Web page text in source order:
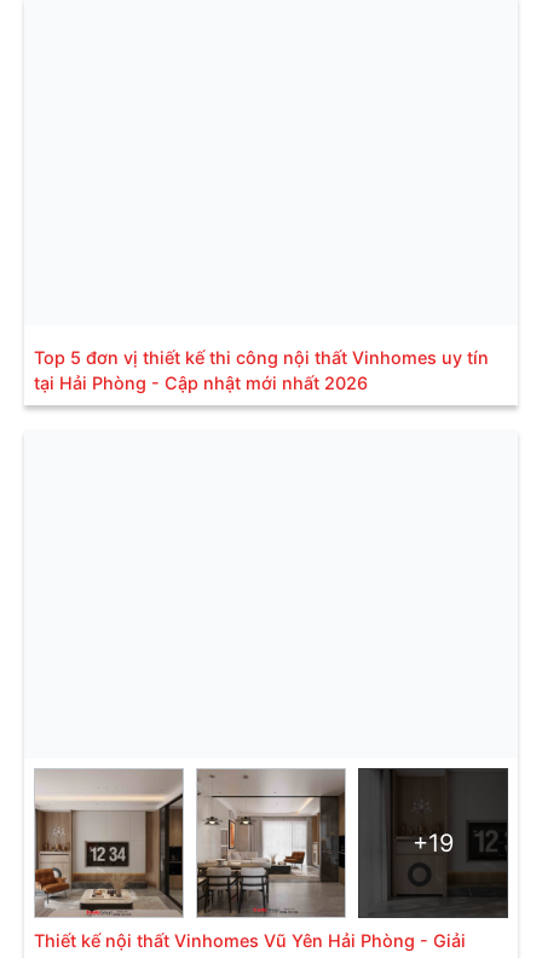
Top 5 đơn vị thiết kế thi công nội thất Vinhomes uy tín
tại Hải Phòng - Cập nhật mới nhất 2026
+19
Thiết kế nội thất Vinhomes Vũ Yên Hải Phòng - Giải